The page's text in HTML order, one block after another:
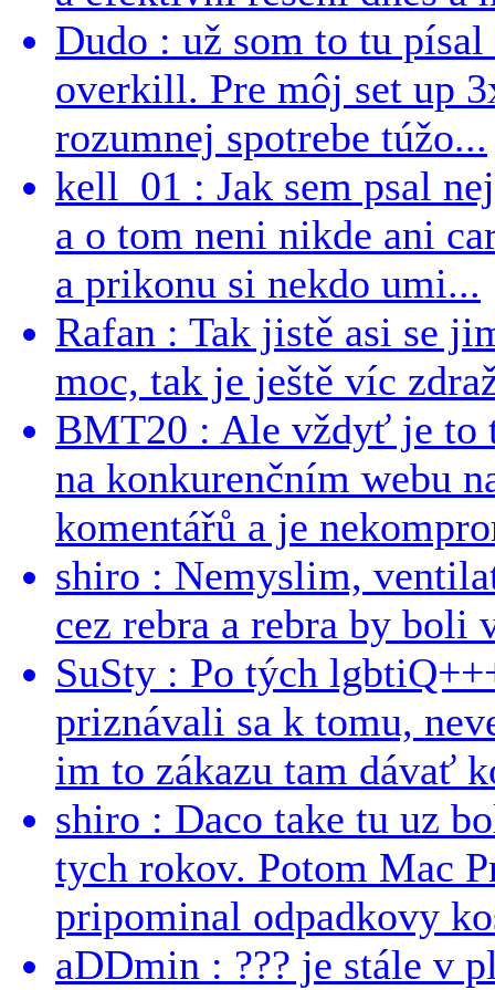
Dudo : už som to tu
overkill. Pre môj set up
rozumnej spotrebe túžo...
kell_01 : Jak sem psal
a o tom neni nikde ani
a prikonu si nekdo umi...
Rafan : Tak jistě asi se
moc, tak je ještě víc
BMT20 : Ale vždyť je to
na konkurenčním webu
komentářů a je
shiro : Nemyslim,
cez rebra a rebra by boli
SuSty : Po tých
priznávali sa k tomu,
im to zákazu tam dávať
shiro : Daco take tu uz
tych rokov. Potom Mac
pripominal odpadkovy
aDDmin : ??? je stále v